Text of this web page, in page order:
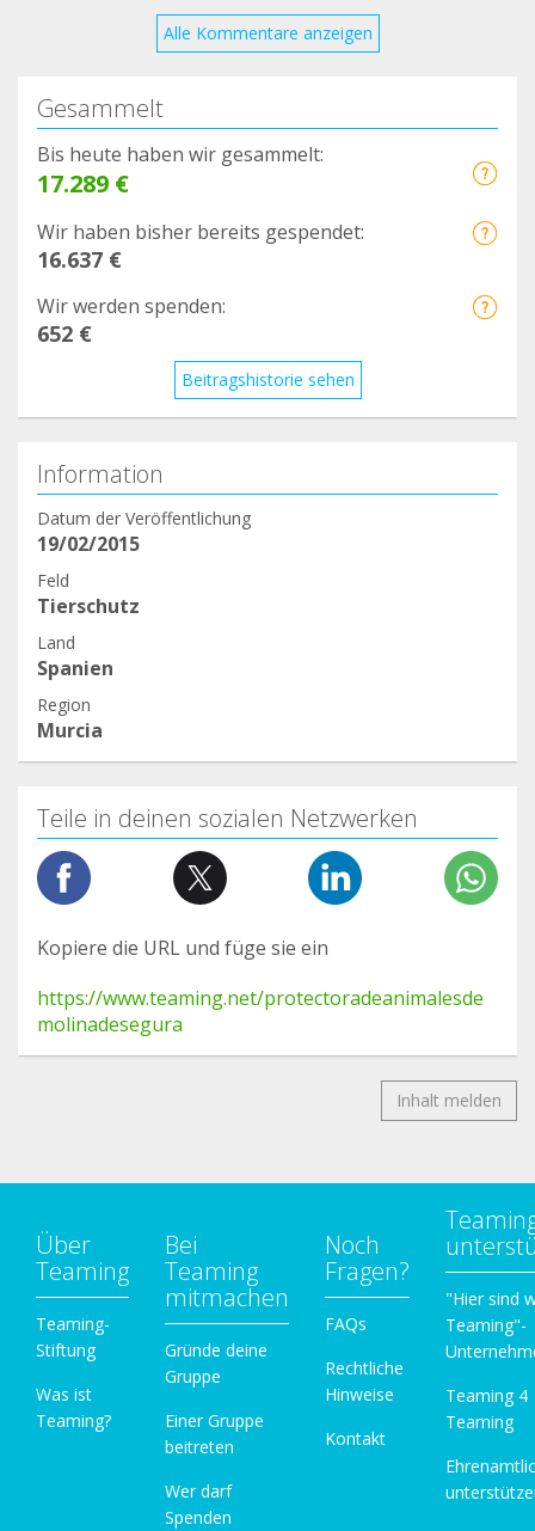
Alle Kommentare anzeigen
Gesammelt
Bis heute haben wir gesammelt:
17.289 €
Wir haben bisher bereits gespendet:
16.637 €
Wir werden spenden:
652 €
Beitragshistorie sehen
Information
Datum der Veröffentlichung
19/02/2015
Feld
Tierschutz
Land
Spanien
Region
Murcia
Teile in deinen sozialen Netzwerken
Kopiere die URL und füge sie ein
https://www.teaming.net/protectoradeanimalesde
molinadesegura
Inhalt melden
Über
Teaming
Teaming-
Stiftung
Was ist
Teaming?
Bei
Teaming
mitmachen
Gründe deine
Gruppe
Einer Gruppe
beitreten
Wer darf
Spenden
Noch
Fragen?
FAQs
Rechtliche
Hinweise
Kontakt
"Hier sind
Teaming"-
Teaming 4
Teaming